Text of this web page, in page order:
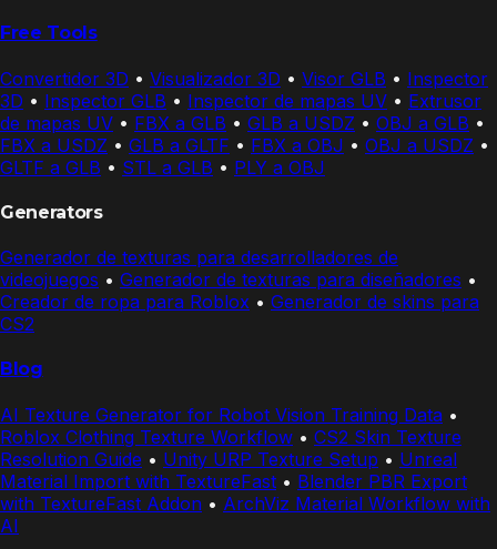
Free Tools
Convertidor 3D • Visualizador 3D • Visor GLB • Inspector
3D • Inspector GLB • Inspector de mapas UV • Extrusor
de mapas UV • FBX a GLB • GLB a USDZ • OBJ a GLB •
FBX a USDZ • GLB a GLTF • FBX a OBJ • OBJ a USDZ •
GLTF a GLB • STL a GLB • PLY a OBJ
Generators
Generador de texturas para desarrolladores de
videojuegos • Generador de texturas para diseñadores •
Creador de ropa para Roblox • Generador de skins para
CS2
Blog
AI Texture Generator for Robot Vision Training Data •
Roblox Clothing Texture Workflow • CS2 Skin Texture
Resolution Guide • Unity URP Texture Setup • Unreal
Material Import with TextureFast • Blender PBR Export
with TextureFast Addon • ArchViz Material Workflow with
AI